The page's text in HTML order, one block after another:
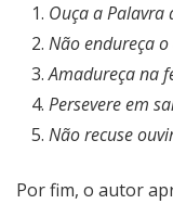
Ouça a Palavra
Não endureça
Amadureça na
Persevere em
Não recuse
Por fim, o autor